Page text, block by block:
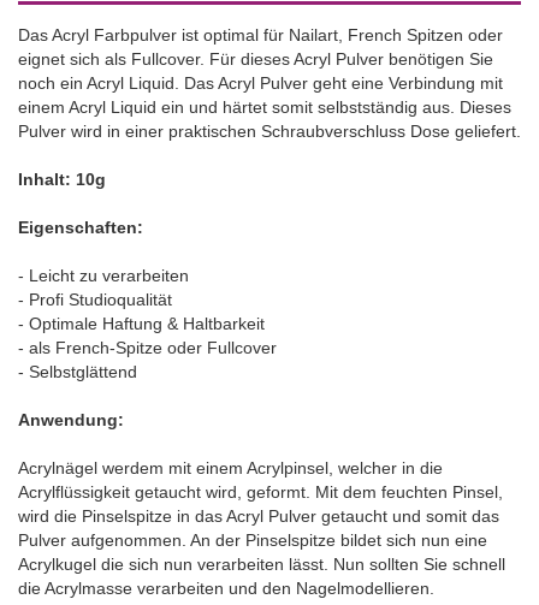
Das Acryl Farbpulver ist optimal für Nailart, French Spitzen oder
eignet sich als Fullcover. Für dieses Acryl Pulver benötigen Sie
noch ein Acryl Liquid. Das Acryl Pulver geht eine Verbindung mit
einem Acryl Liquid ein und härtet somit selbstständig aus. Dieses
Pulver wird in einer praktischen Schraubverschluss Dose geliefert.
Inhalt: 10g
Eigenschaften:
- Leicht zu verarbeiten
- Profi Studioqualität
- Optimale Haftung & Haltbarkeit
- als French-Spitze oder Fullcover
- Selbstglättend
Anwendung:
Acrylnägel werdem mit einem Acrylpinsel, welcher in die
Acrylflüssigkeit getaucht wird, geformt. Mit dem feuchten Pinsel,
wird die Pinselspitze in das Acryl Pulver getaucht und somit das
Pulver aufgenommen. An der Pinselspitze bildet sich nun eine
Acrylkugel die sich nun verarbeiten lässt. Nun sollten Sie schnell
die Acrylmasse verarbeiten und den Nagelmodellieren.